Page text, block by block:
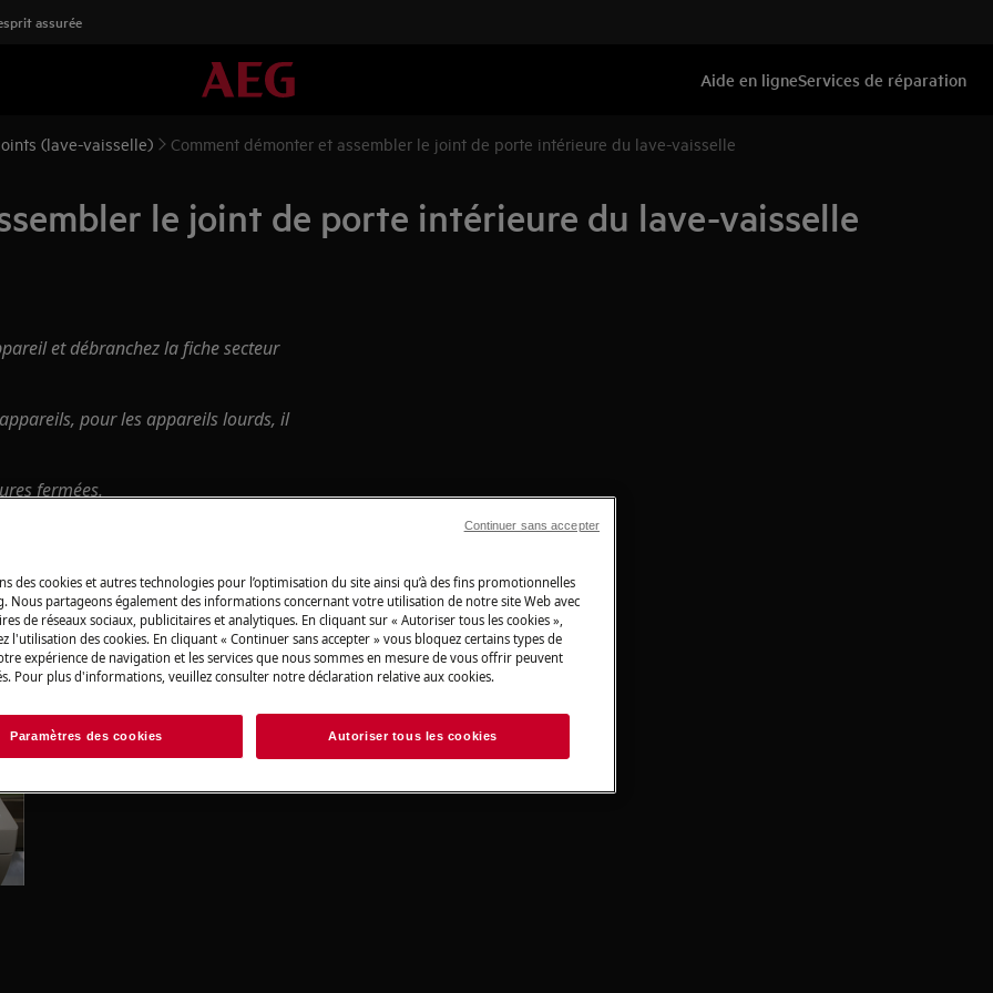
assurée
Aide en ligneServices de réparation
(lave-vaisselle) Comment démonter et assembler le joint de porte intérieure du lave-vaisselle
le joint de porte intérieure du lave-vaisselle
et débranchez la fiche secteur
pour les appareils lourds, il
fermées.
professionnelle peut avoir des
correctement
du lave-vaisselle.
les 2 vis arrière (droite et
des cookies et autres technologies pour l’optimisation du site ainsi qu’à des fins promotionnelles
Nous partageons également des informations concernant votre utilisation de notre site Web avec
de réseaux sociaux, publicitaires et analytiques. En cliquant sur « Autoriser tous les cookies »,
l'utilisation des cookies. En cliquant « Continuer sans accepter » vous bloquez certains types de
expérience de navigation et les services que nous sommes en mesure de vous offrir peuvent
Pour plus d'informations, veuillez consulter notre déclaration relative aux cookies.
Paramètres des cookies Autoriser tous les cookies
Continuer sans accepter